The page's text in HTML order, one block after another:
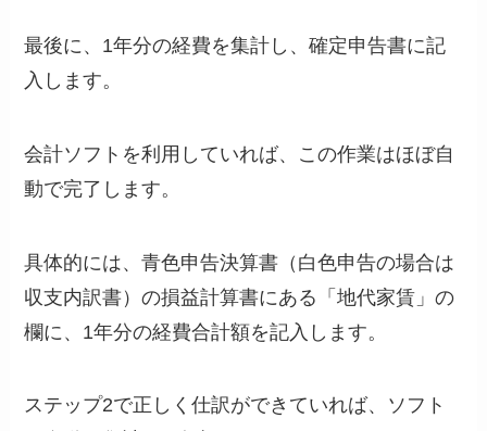
最後に、1年分の経費を集計し、確定申告書に記
入します。
会計ソフトを利用していれば、この作業はほぼ自
動で完了します。
具体的には、青色申告決算書（白色申告の場合は
収支内訳書）の損益計算書にある「地代家賃」の
欄に、1年分の経費合計額を記入します。
ステップ2で正しく仕訳ができていれば、ソフト